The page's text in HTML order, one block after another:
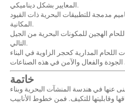
المعايير بشكل ديناميكي.
مدمجة للتطبيقات البحرية ذات القيود
المكانية.
الهجين للمكونات البحرية من الجيل
التالي.
المدارية كحجر الزاوية في البناء
خاتمة
عنها في هندسة المنشآت البحرية وبناء
وقابليتها للتكيف. فمن خطوط الأنابيب